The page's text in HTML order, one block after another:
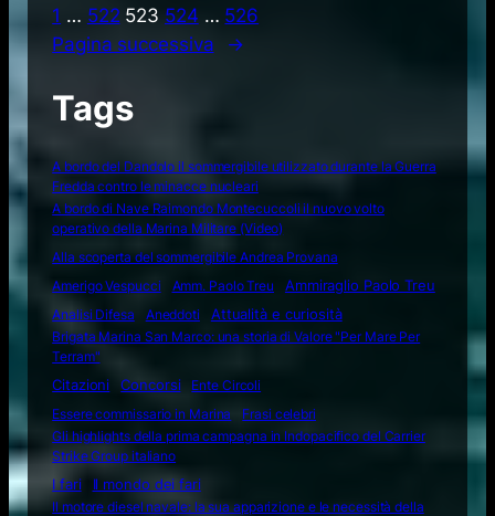
1 … 522 523 524 … 526
Pagina successiva
→
Tags
A bordo del Dandolo il sommergibile utilizzato durante la Guerra
Fredda contro le minacce nucleari
A bordo di Nave Raimondo Montecuccoli il nuovo volto
operativo della Marina Militare (Video)
Alla scoperta del sommergibile Andrea Provana
Amerigo Vespucci
Amm. Paolo Treu
Ammiraglio Paolo Treu
Analisi Difesa
Aneddoti Attualità e curiosità
Brigata Marina San Marco: una storia di Valore "Per Mare Per
Terram"
Citazioni
Concorsi
Ente Circoli
Essere commissario in Marina
Frasi celebri
Gli highlights della prima campagna in Indopacifico del Carrier
Strike Group italiano
I fari
Il mondo dei fari
Il motore diesel navale: la sua apparizione e le necessità della